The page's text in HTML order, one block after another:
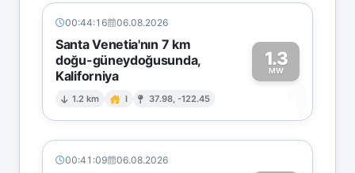
00:44:16 06.08.2026
Santa Venetia'nın 7 km
doğu-güneydoğusunda,
Kaliforniya
1.2 km I 37.98, -122.45
1.3
MW
1
00:41:09 06.08.2026